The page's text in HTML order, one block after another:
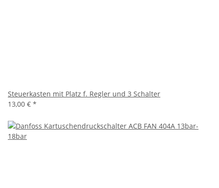
Steuerkasten mit Platz f. Regler und 3 Schalter
13,00 € *